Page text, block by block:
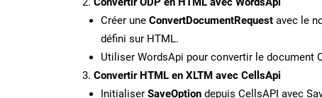
Créer une ConvertDocumentRequest avec le
défini sur HTML.
Utiliser WordsApi pour convertir le document
Convertir HTML en XLTM avec CellsApi
Initialiser SaveOption depuis CellsAPI avec